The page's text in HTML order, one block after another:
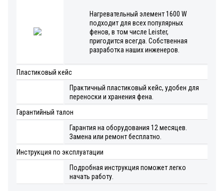
Нагревательный элемент 1600 W
подходит для всех популярных
фенов, в том числе Leister,
пригодится всегда. Собственная
разработка наших инженеров.
Пластиковый кейс
Практичный пластиковый кейс, удобен для
переноски и хранения фена.
Гарантийный талон
Гарантия на оборудования 12 месяцев.
Замена или ремонт бесплатно.
Инструкция по эксплуатации
Подробная инструкция поможет легко
начать работу.